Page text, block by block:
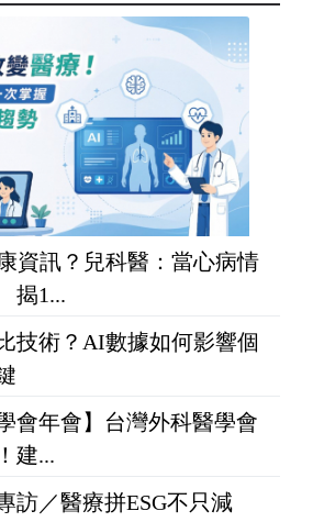
資訊？兒科醫：當心病情
揭1...
技術？AI數據如何影響個
會年會】台灣外科醫學會
建...
訪／醫療拼ESG不只減